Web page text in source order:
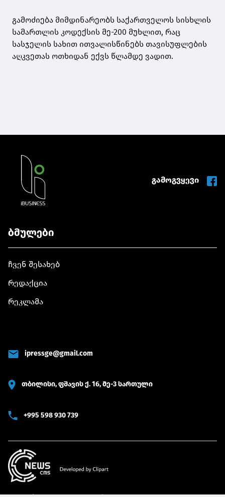
გამოძიება მიმდინარეობს საქართველოს სისხლის
სამართლის კოდექსის მე-200 მუხლით, რაც
სასჯელის სახით ითვალისწინებს თავისუფლების
აღკვეთას ოთხიდან ექვს წლამდე ვადით.
გამოგვყევი
ბმულები
ჩვენ შესახებ
რედაქცია
რეკლამა
ipressge@gmail.com
თბილისი, ფშავის ქ. 16, მე-3 სართული
+995 598 930 739